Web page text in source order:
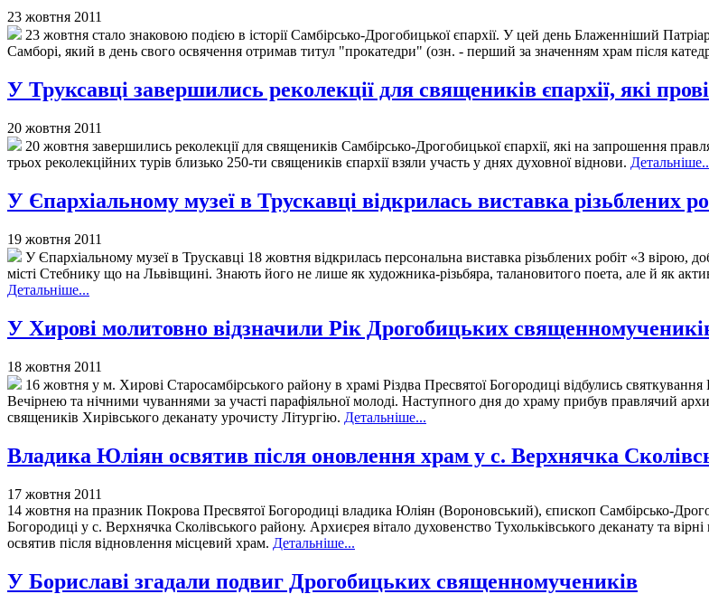
23 жовтня 2011
23 жовтня стало знаковою подією в історії Самбірсько-Дрогобицької єпархії. У цей день Блаженніший
Самборі, який в день свого освячення отримав титул "прокатедри" (озн. - перший за значенням храм після
У Труксавці завершились реколекції для священиків єпархії, які
20 жовтня 2011
20 жовтня завершились реколекції для священиків Самбірсько-Дрогобицької єпархії, які на запрошення
трьох реколекційних турів близько 250-ти священиків єпархії взяли участь у днях духовної віднови.
У Єпархіальному музеї в Трускавці відкрилась виставка різьблених
19 жовтня 2011
У Єпархіальному музеї в Трускавці 18 жовтня відкрилась персональна виставка різьблених робіт «З
місті Стебнику що на Львівщині. Знають його не лише як художника-різьбяра, талановитого поета, але й як
Детальніше...
У Хирові молитовно відзначили Рік Дрогобицьких
18 жовтня 2011
16 жовтня у м. Хирові Старосамбірського району в храмі Різдва Пресвятої Богородиці відбулись
Вечірнею та нічними чуваннями за участі парафіяльної молоді. Наступного дня до храму прибув правлячий
священиків Хирівського деканату урочисту Літургію. Детальніше...
Владика Юліян освятив після оновлення храм у с. Верхнячка
17 жовтня 2011
14 жовтня на празник Покрова Пресвятої Богородиці владика Юліян (Вороновський), єпископ Самбірсько-
Богородиці у с. Верхнячка Сколівського району. Архиєрея вітало духовенство Тухольківського деканату та
освятив після відновлення місцевий храм. Детальніше...
У Бориславі згадали подвиг Дрогобицьких священномучеників